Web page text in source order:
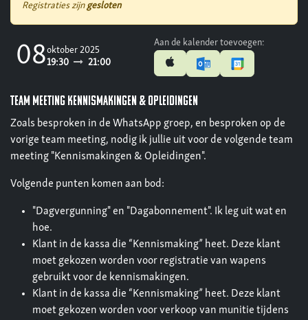
Registraties zijngesloten
08oktober 2025
19:30
21:00
Aan de kalender toevoegen:
Team Meeting Kennismakingen & Opleidingen
Zoals besproken in de WhatsApp groep, en besproken op de
vorige team meeting, nodig ik jullie uit voor de volgende team
meeting "Kennismakingen & Opleidingen".
Volgende punten komen aan bod:
"Dagvergunning" en "Dagabonnement". Ik leg uit wat en
hoe.
Klant in de kassa die “Kennismaking” heet. Deze klant
moet gekozen worden voor registratie van wapens
gebruikt voor de kennismakingen.
Klant in de kassa die “Kennismaking” heet. Deze klant
moet gekozen worden voor verkoop van munitie tijdens